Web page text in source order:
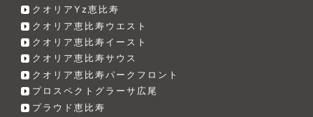
クオリアYz恵比寿
クオリア恵比寿ウエスト
クオリア恵比寿イースト
クオリア恵比寿サウス
クオリア恵比寿パークフロント
プロスペクトグラーサ広尾
プラウド恵比寿